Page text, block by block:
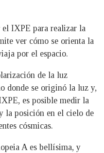
IXPE para realizar la
ver cómo se orienta la
por el espacio.
de la luz
donde se originó la luz y,
es posible medir la
la posición en el cielo de
cósmicas.
A es bellísima, y